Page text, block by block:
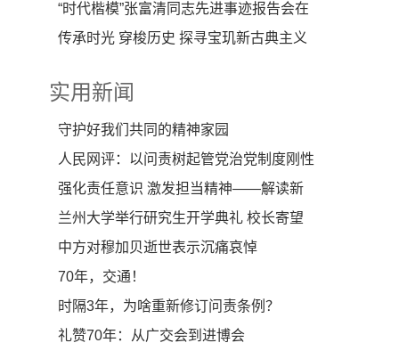
吃，却很少有人种
“时代楷模”张富清同志先进事迹报告会在
西安举行
传承时光 穿梭历史 探寻宝玑新古典主义
实用新闻
守护好我们共同的精神家园
人民网评：以问责树起管党治党制度刚性
强化责任意识 激发担当精神——解读新
修订《中国共产
兰州大学举行研究生开学典礼 校长寄望
“学思并重”
中方对穆加贝逝世表示沉痛哀悼
70年，交通！
时隔3年，为啥重新修订问责条例？
礼赞70年：从广交会到进博会